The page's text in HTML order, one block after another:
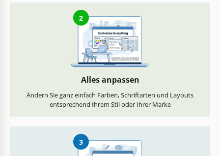
2
Alles anpassen
Ändern Sie ganz einfach Farben, Schriftarten und Layouts
entsprechend Ihrem Stil oder Ihrer Marke
3